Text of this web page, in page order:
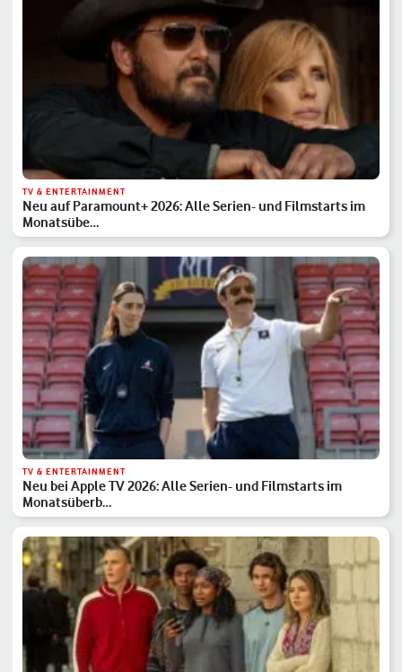
TV & ENTERTAINMENT
Neu auf Paramount+ 2026: Alle Serien- und Filmstarts im
Monatsübe…
TV & ENTERTAINMENT
Neu bei Apple TV 2026: Alle Serien- und Filmstarts im
Monatsüberb…